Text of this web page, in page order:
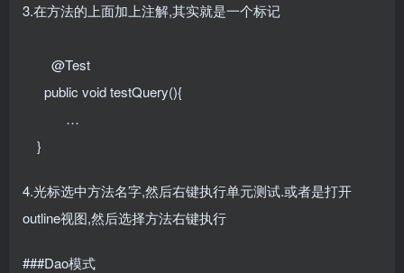
3.在方法的上面加上注解,其实就是一个标记
@Test
public void testQuery(){
…
}
4.光标选中方法名字,然后右键执行单元测试.或者是打开
outline视图,然后选择方法右键执行
###Dao模式